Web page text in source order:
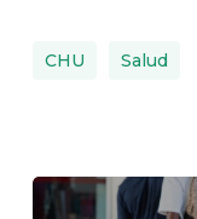
CHU Salud